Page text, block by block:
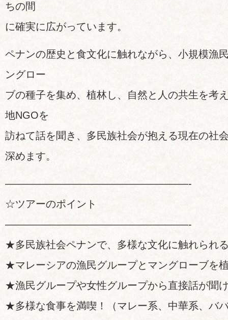
ちの間
に確実に広がっています。
ペナンの歴史と食文化に触れながら、小規模漁
ングロー
ブの種子を集め、植林し、自然と人の共生を考
地NGOを
訪ねて話を聞き、多民族社会が抱える現在の社
深めます。
——————————————————-
☆ツアーのポイント
——————————————————-
★多民族社会ペナンで、多様な文化に触れられ
★マレーシアの漁民グループとマングローブを
★漁民グループや女性グループから直接話が聞
★多様な食事を満喫！（マレー系、中華系、バ